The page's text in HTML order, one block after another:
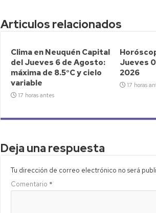
p
Articulos relacionados
Clima en Neuquén Capital
del Jueves 6 de Agosto:
máxima de 8.5°C y cielo
variable
17 horas antes
Jueves
2026
17 horas
Deja una respuesta
Tu dirección de correo electrónico no será
Comentario *